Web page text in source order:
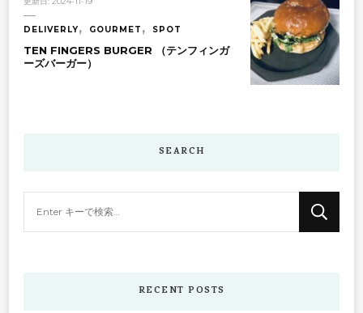
DELIVERLY GOURMET SPOT
TEN FINGERS BURGER （テンフィンガ
ーズバーガー）
SEARCH
RECENT POSTS